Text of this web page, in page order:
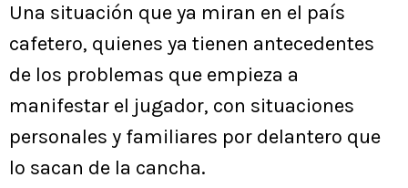
Una situación que ya miran en el país
cafetero, quienes ya tienen antecedentes
de los problemas que empieza a
manifestar el jugador, con situaciones
personales y familiares por delantero que
lo sacan de la cancha.